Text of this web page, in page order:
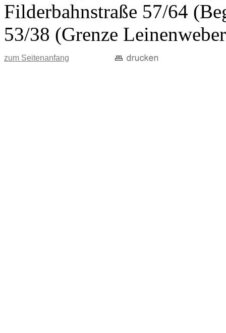
Filderbahnstraße 57/64
53/38 (Grenze
zum Seitenanfang